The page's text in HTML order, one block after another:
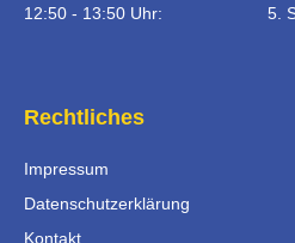
12:50 - 13:50 Uhr: 5.
Rechtliches
Impressum
Datenschutzerklärung
Kontakt